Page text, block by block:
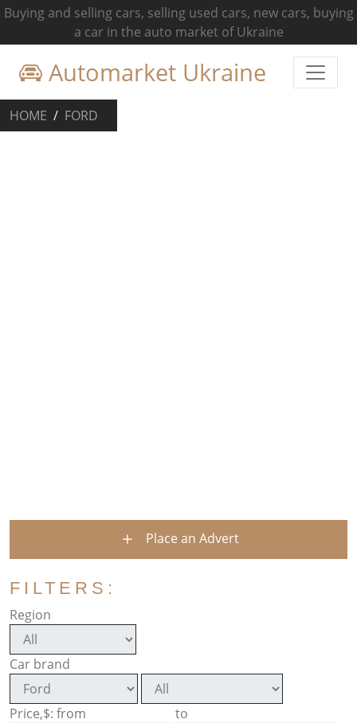
Buying and selling cars, selling used cars, new cars, buying
a car in the auto market of Ukraine
Automarket Ukraine
HOME FORD
Place an Advert
FILTERS:
Region
Car brand
Price,$: from to